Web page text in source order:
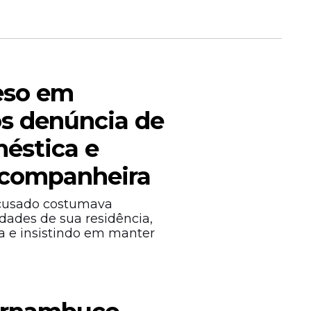
a
em
denúncia de
e
costumava
de sua residência,
e insistindo em manter